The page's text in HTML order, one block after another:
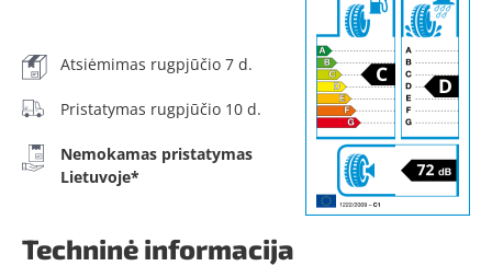
Atsiėmimas rugpjūčio 7 d.
Pristatymas rugpjūčio 10 d.
Nemokamas pristatymas
Lietuvoje*
Techninė informacija